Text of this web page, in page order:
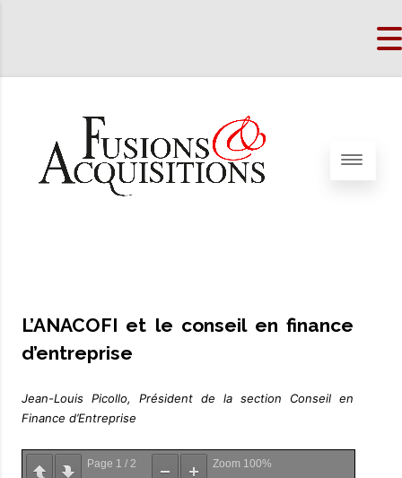
L’ANACOFI et le conseil en finance
d’entreprise
Jean-Louis Picollo, Président de la section Conseil en
Finance d’Entreprise
Page 1 / 2 Zoom 100%